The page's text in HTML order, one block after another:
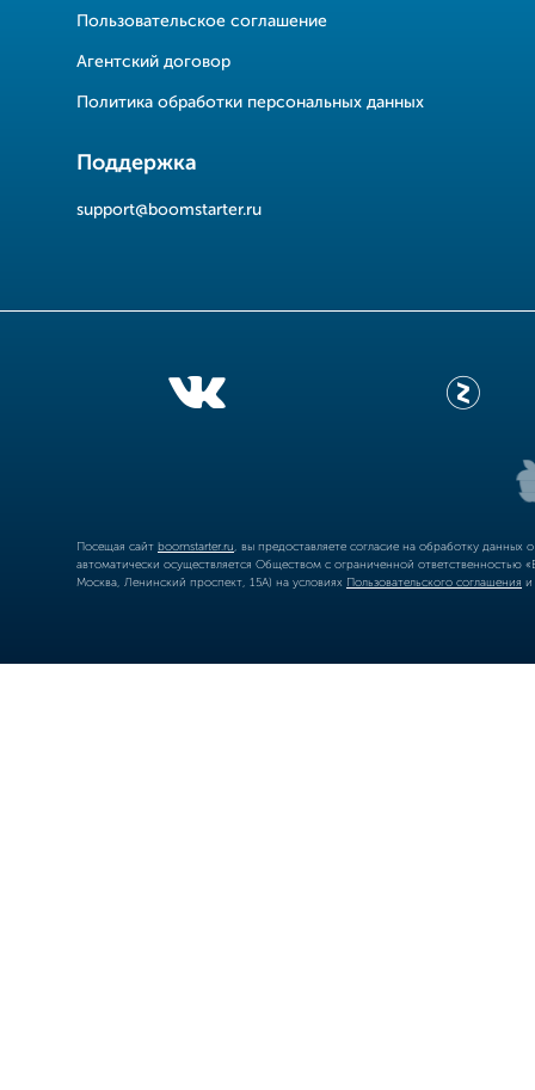
Пользовательское соглашение
Агентский договор
Политика обработки персональных данных
Поддержка
support@boomstarter.ru
Посещая сайт boomstarter.ru , вы предоставляете согласие на обработку
автоматически осуществляется Обществом с ограниченной
Москва, Ленинский проспект, 15А) на условиях Пользовательского соглашения и